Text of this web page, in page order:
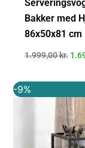
Bakker med
86x50x81 cm
1.999,00kr.
-9%
pris
var: